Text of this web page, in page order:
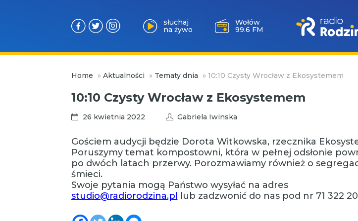
słuchaj
na żywo
Wołów
99.6 FM
Home » Aktualności » Tematy dnia » 10:10 Czysty Wrocław z Ekosystemem
10:10 Czysty Wrocław z Ekosystemem
26 kwietnia 2022 Gabriela Iwinska
Gościem audycji będzie Dorota Witkowska, rzecznika
Poruszymy temat kompostowni, która w pełnej odsłonie
po dwóch latach przerwy. Porozmawiamy również o
śmieci.
Swoje pytania mogą Państwo wysyłać na adres
studio@radiorodzina.pl
lub zadzwonić do nas pod nr 71 322